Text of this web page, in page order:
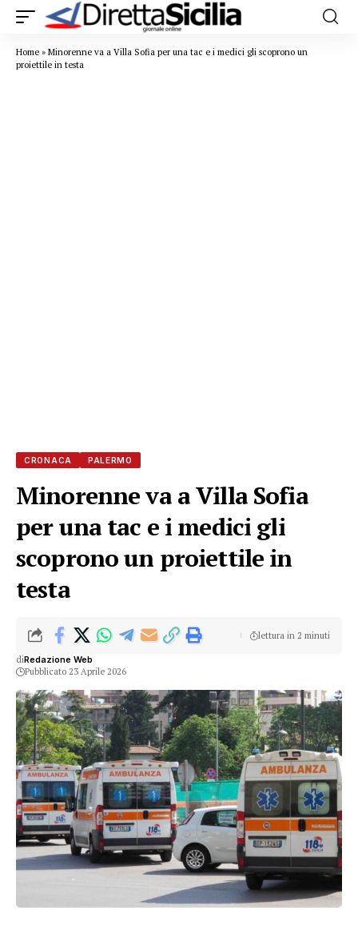
Home » Minorenne va a Villa Sofia per una tac e i medici gli scoprono un
proiettile in testa
CRONACA PALERMO
Minorenne va a Villa Sofia
per una tac e i medici gli
scoprono un proiettile in
testa
diRedazione Web
Pubblicato 23 Aprile 2026
lettura in 2 minuti